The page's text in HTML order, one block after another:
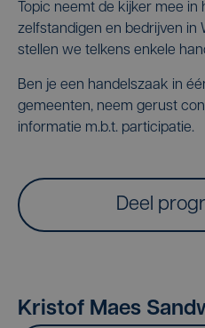
Topic neemt de kijker mee
zelfstandigen en bedrijven in
stellen we telkens enkele
Ben je een handelszaak in
gemeenten, neem gerust
informatie m.b.t. participatie.
Deel
Kristof Maes